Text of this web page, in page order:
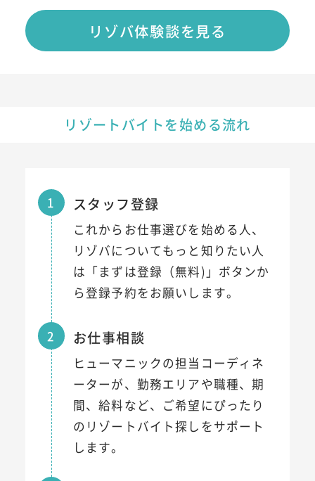
リゾバ体験談を見る
リゾートバイトを始める流れ
1 スタッフ登録
これからお仕事選びを始める人、
リゾバについてもっと知りたい人
は「まずは登録（無料)」ボタンか
ら登録予約をお願いします。
2 お仕事相談
ヒューマニックの担当コーディネ
ーターが、勤務エリアや職種、期
間、給料など、ご希望にぴったり
のリゾートバイト探しをサポート
します。